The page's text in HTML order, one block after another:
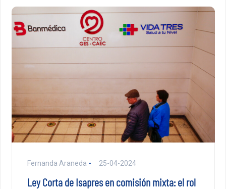
Fernanda Araneda 25-04-2024
Ley Corta de Isapres en comisión mixta: el rol